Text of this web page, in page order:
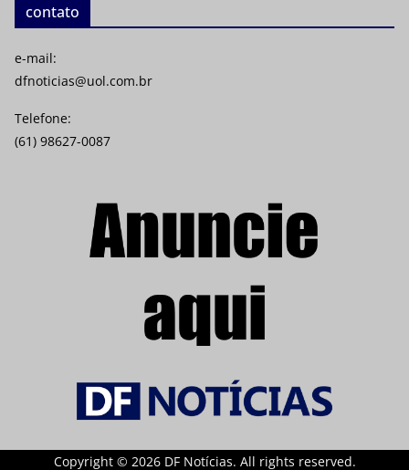
contato
e-mail:
dfnoticias@uol.com.br
Telefone:
(61) 98627-0087
Copyright © 2026 DF Notícias. All rights reserved.